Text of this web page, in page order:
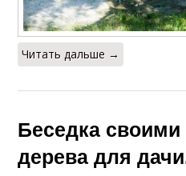
Читать дальше →
Беседка
дерева для